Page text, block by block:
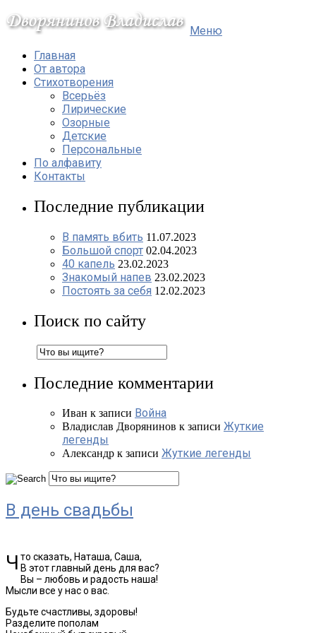
Меню
Главная
От автора
Стихотворения
Всерьёз
Лирические
Озорные
Детские
Персональные
По алфавиту
Контакты
Последние публикации
В память вбить 11.07.2023
Большой спорт 02.04.2023
40 капель 23.02.2023
Знакомый напев 23.02.2023
Постоять за себя 12.02.2023
Поиск по сайту
Последние комментарии
Иван к записи Война
Владислав Дворянинов к записи Жуткие
легенды
Александр к записи Жуткие легенды
В день свадьбы
Что сказать, Наташа, Саша,
В этот главный день для вас?
Вы – любовь и радость наша!
Мысли все у нас о вас.
Будьте счастливы, здоровы!
Разделите пополам